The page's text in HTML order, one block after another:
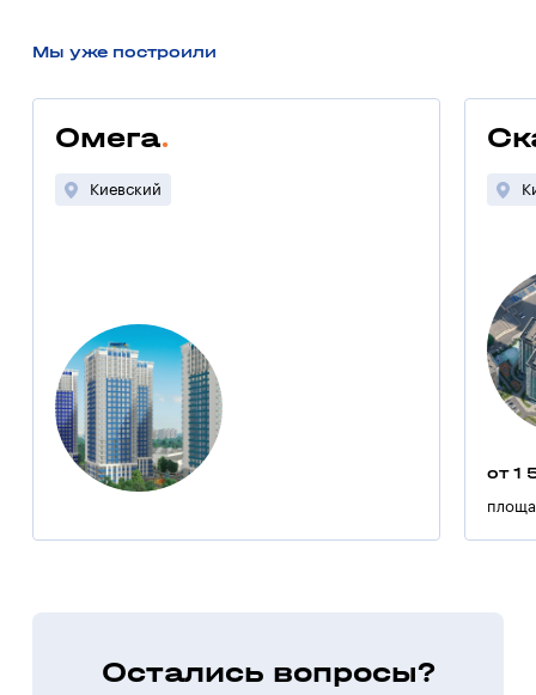
Мы уже построили
Омега
Киевский
от 1
Остались вопросы?